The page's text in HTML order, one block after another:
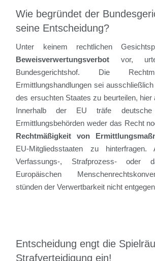
Wie begründet der
seine Entscheidung?
Unter keinem rechtlichen
Beweisverwertungsverbot vor,
Bundesgerichtshof. Die
Ermittlungshandlungen sei
des ersuchten Staates zu beurteilen, hier
Innerhalb der EU träfe
Ermittlungsbehörden weder das Recht
Rechtmäßigkeit von
EU-Mitgliedsstaaten zu hinterfragen.
Verfassungs-, Strafprozess- oder
Europäischen
stünden der Verwertbarkeit nicht
Entscheidung engt die
Strafverteidigung ein!